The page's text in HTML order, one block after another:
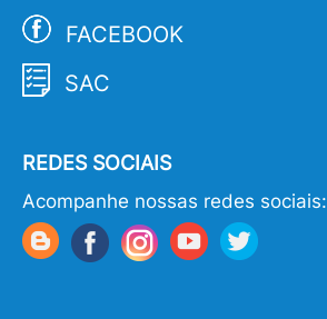
FACEBOOK
SAC
REDES SOCIAIS
Acompanhe nossas redes sociais: